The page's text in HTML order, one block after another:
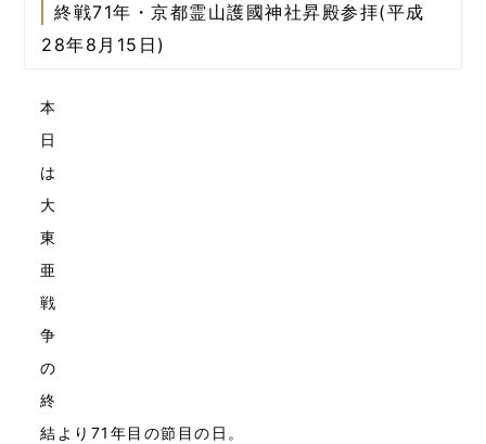
終戦71年・京都霊山護國神社昇殿参拝(平成
28年8月15日)
本
日
は
大
東
亜
戦
争
の
終
結より71年目の節目の日。